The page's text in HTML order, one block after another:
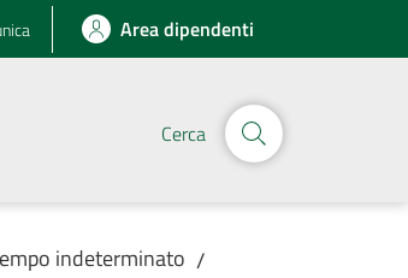
Area dipendenti
Cerca
indeterminato /